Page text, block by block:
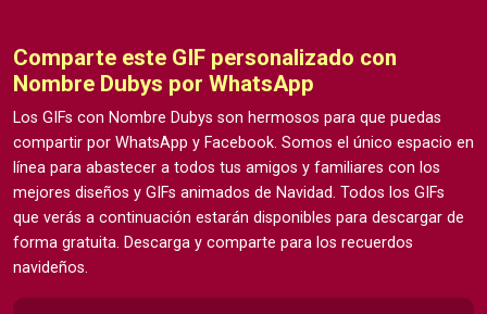
Comparte este GIF personalizado con
Nombre Dubys por WhatsApp
Los GIFs con Nombre Dubys son hermosos para que puedas
compartir por WhatsApp y Facebook. Somos el único espacio en
línea para abastecer a todos tus amigos y familiares con los
mejores diseños y GIFs animados de Navidad. Todos los GIFs
que verás a continuación estarán disponibles para descargar de
forma gratuita. Descarga y comparte para los recuerdos
navideños.